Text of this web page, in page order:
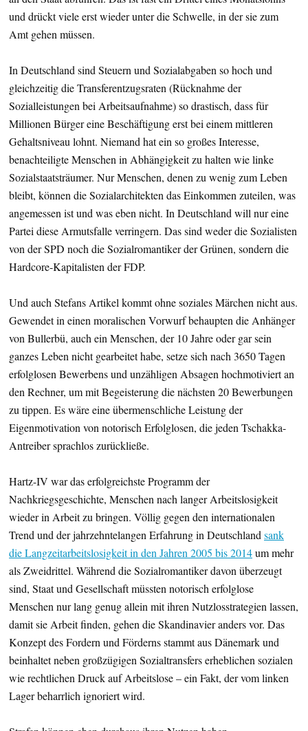
und drückt viele erst wieder unter die Schwelle, in der sie zum
Amt gehen müssen.
In Deutschland sind Steuern und Sozialabgaben so hoch und
gleichzeitig die Transferentzugsraten (Rücknahme der
Sozialleistungen bei Arbeitsaufnahme) so drastisch, dass für
Millionen Bürger eine Beschäftigung erst bei einem mittleren
Gehaltsniveau lohnt. Niemand hat ein so großes Interesse,
benachteiligte Menschen in Abhängigkeit zu halten wie linke
Sozialstaatsträumer. Nur Menschen, denen zu wenig zum Leben
bleibt, können die Sozialarchitekten das Einkommen zuteilen, was
angemessen ist und was eben nicht. In Deutschland will nur eine
Partei diese Armutsfalle verringern. Das sind weder die Sozialisten
von der SPD noch die Sozialromantiker der Grünen, sondern die
Hardcore-Kapitalisten der FDP.
Und auch Stefans Artikel kommt ohne soziales Märchen nicht aus.
Gewendet in einen moralischen Vorwurf behaupten die Anhänger
von Bullerbü, auch ein Menschen, der 10 Jahre oder gar sein
ganzes Leben nicht gearbeitet habe, setze sich nach 3650 Tagen
erfolglosen Bewerbens und unzähligen Absagen hochmotiviert an
den Rechner, um mit Begeisterung die nächsten 20 Bewerbungen
zu tippen. Es wäre eine übermenschliche Leistung der
Eigenmotivation von notorisch Erfolglosen, die jeden Tschakka-
Antreiber sprachlos zurückließe.
Hartz-IV war das erfolgreichste Programm der
Nachkriegsgeschichte, Menschen nach langer Arbeitslosigkeit
wieder in Arbeit zu bringen. Völlig gegen den internationalen
Trend und der jahrzehntelangen Erfahrung in Deutschlandsank
die Langzeitarbeitslosigkeit in den Jahren 2005 bis 2014um mehr
als Zweidrittel. Während die Sozialromantiker davon überzeugt
sind, Staat und Gesellschaft müssten notorisch erfolglose
Menschen nur lang genug allein mit ihren Nutzlosstrategien lassen,
damit sie Arbeit finden, gehen die Skandinavier anders vor. Das
Konzept des Fordern und Förderns stammt aus Dänemark und
beinhaltet neben großzügigen Sozialtransfers erheblichen sozialen
wie rechtlichen Druck auf Arbeitslose – ein Fakt, der vom linken
Lager beharrlich ignoriert wird.